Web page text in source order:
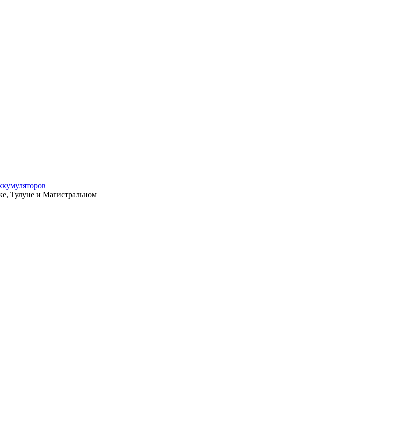
Тулуне и Магистральном